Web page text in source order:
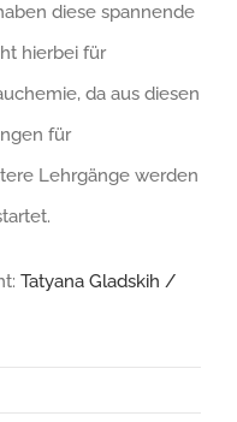
diese spannende
hierbei für
da aus diesen
für
Lehrgänge werden
Tatyana Gladskih /